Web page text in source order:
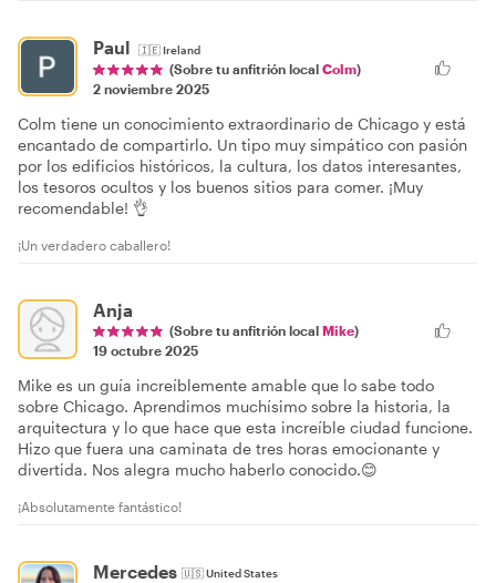
Paul 🇮🇪Ireland
(Sobre tu anfitrión local Colm)
2 noviembre 2025
Colm tiene un conocimiento extraordinario de Chicago y está
encantado de compartirlo. Un tipo muy simpático con pasión
por los edificios históricos, la cultura, los datos interesantes,
los tesoros ocultos y los buenos sitios para comer. ¡Muy
recomendable! 👌
¡Un verdadero caballero!
Anja
(Sobre tu anfitrión local Mike)
19 octubre 2025
Mike es un guía increíblemente amable que lo sabe todo
sobre Chicago. Aprendimos muchísimo sobre la historia, la
arquitectura y lo que hace que esta increíble ciudad funcione.
Hizo que fuera una caminata de tres horas emocionante y
divertida. Nos alegra mucho haberlo conocido.😊
¡Absolutamente fantástico!
Mercedes 🇺🇸United States